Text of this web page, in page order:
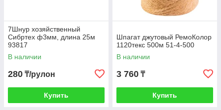
7Шнур хозяйственный
Сибртех ф3мм, длина 25м
93817
В наличии
280 ₸/рулон
Купить
Шпагат джутовый РемоКолор
1120текс 500м 51-4-500
В наличии
3 760 ₸
Купить